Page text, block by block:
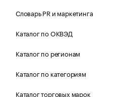
Словарь PR и маркетинга
Каталог по ОКВЭД
Каталог по регионам
Каталог по категориям
Каталог торговых марок